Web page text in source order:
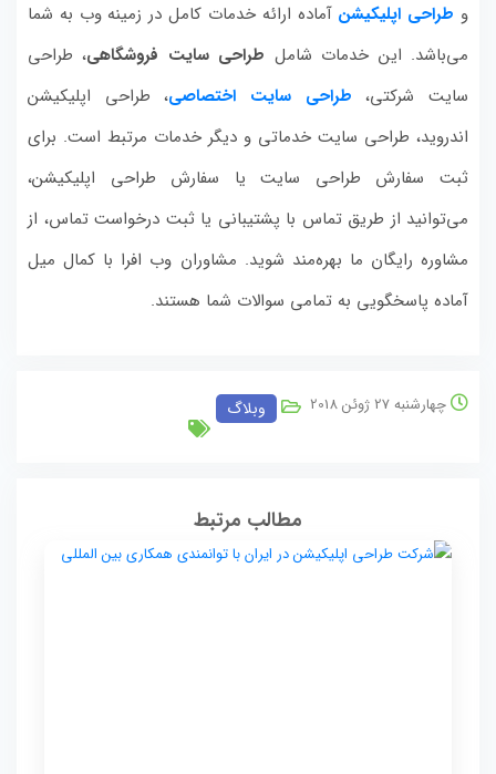
و طراحی اپلیکیشن آماده ارائه خدمات کامل در زمینه وب به شما
می‌باشد. این خدمات شامل طراحی سایت فروشگاهی، طراحی
سایت شرکتی، طراحی سایت اختصاصی، طراحی اپلیکیشن
اندروید، طراحی سایت خدماتی و دیگر خدمات مرتبط است. برای
ثبت سفارش طراحی سایت یا سفارش طراحی اپلیکیشن،
می‌توانید از طریق تماس با پشتیبانی یا ثبت درخواست تماس، از
مشاوره رایگان ما بهره‌مند شوید. مشاوران وب افرا با کمال میل
آماده پاسخگویی به تمامی سوالات شما هستند.
چهارشنبه 27 ژوئن 2018 وبلاگ
مطالب مرتبط